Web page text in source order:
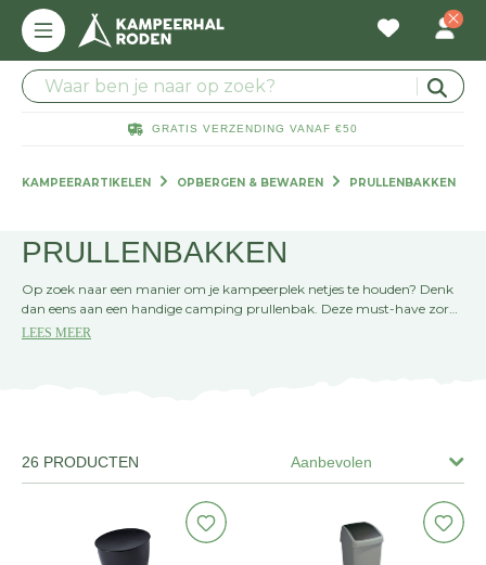
GRATIS VERZENDING VANAF €50
KAMPEERARTIKELEN OPBERGEN & BEWAREN PRULLENBAKKEN
PRULLENBAKKEN
Op zoek naar een manier om je kampeerplek netjes te houden? Denk
dan eens aan een handige camping prullenbak. Deze must-have zorgt
ervoor dat je zonder moeite je afval kwijt kunt. Met een camping
LEES MEER
Aanbevolen
26 PRODUCTEN